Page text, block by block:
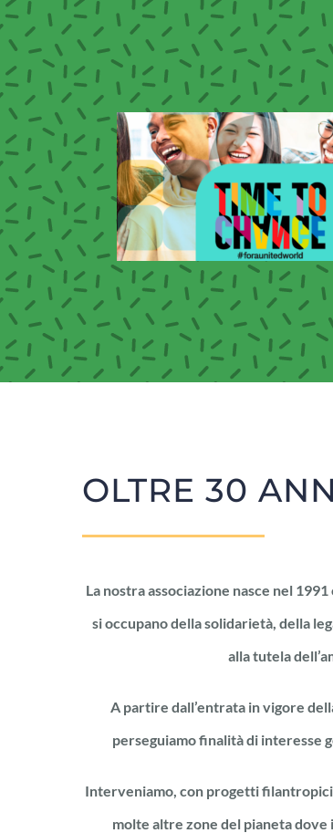
#foraunitedworld
OLTRE 30
La nostra associazione nasce nel
si occupano della solidarietà, della
alla tutela
A partire dall’entrata in vigore
perseguiamo finalità di interesse
Interveniamo, con progetti
molte altre zone del pianeta